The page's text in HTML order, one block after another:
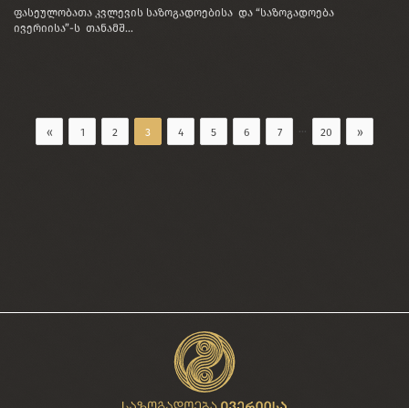
ფასეულობათა კვლევის საზოგადოებისა და “საზოგადოება
ივერიისა”-ს თანამშ...
« 1 2 3 4 5 6 7 ... 20 »